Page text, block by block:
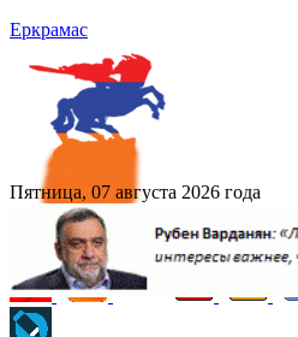
Еркрамас
Пятница, 07 августа 2026 года